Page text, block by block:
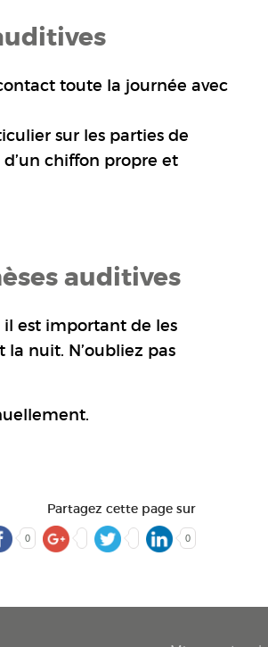
toute la journée avec
sur les parties de
d’un chiffon propre et
auditives
est important de les
nuit. N’oubliez pas
Partagez cette page sur
0 0